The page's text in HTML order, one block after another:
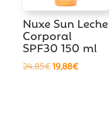
Nuxe Sun Leche
Corporal
SPF30 150 ml
24,85€El
19,88€El